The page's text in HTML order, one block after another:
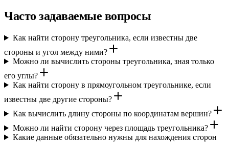
Часто задаваемые вопросы
Как найти сторону треугольника, если известны две
стороны и угол между ними?
Можно ли вычислить стороны треугольника, зная только
его углы?
Как найти сторону в прямоугольном треугольнике, если
известны две другие стороны?
Как вычислить длину стороны по координатам вершин?
Можно ли найти сторону через площадь треугольника?
Какие данные обязательно нужны для нахождения сторон